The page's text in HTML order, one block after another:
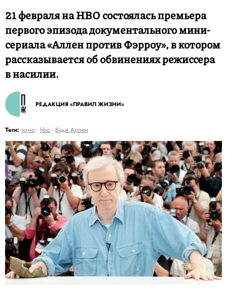
21 февраля на HBO состоялась премьера
первого эпизода документального мини-
сериала «Аллен против Фэрроу», в котором
рассказывается об обвинениях режиссера
в насилии.
РЕДАКЦИЯ «ПРАВИЛ ЖИЗНИ»
Теги: кино hbo Вуди Аллен